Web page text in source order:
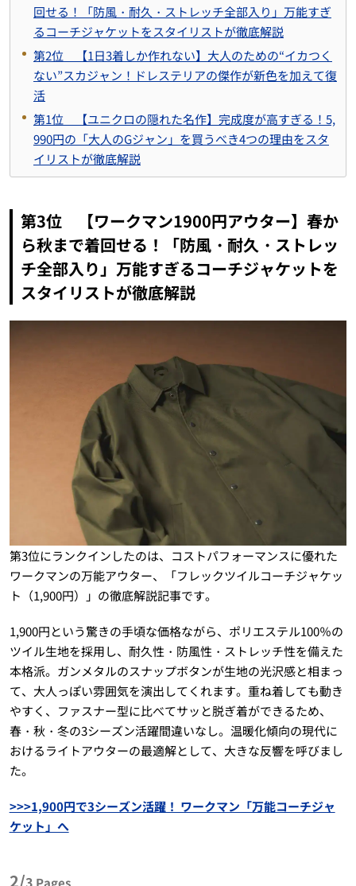
回せる！「防風・耐久・ストレッチ全部入り」万能すぎ
るコーチジャケットをスタイリストが徹底解説
第2位 【1日3着しか作れない】大人のための“イカつく
ない”スカジャン！ドレステリアの傑作が新色を加えて復
活
第1位 【ユニクロの隠れた名作】完成度が高すぎる！5,
990円の「大人のGジャン」を買うべき4つの理由をスタ
イリストが徹底解説
第3位 【ワークマン1900円アウター】春か
ら秋まで着回せる！「防風・耐久・ストレッ
チ全部入り」万能すぎるコーチジャケットを
スタイリストが徹底解説
第3位にランクインしたのは、コストパフォーマンスに優れた
ワークマンの万能アウター、「フレックツイルコーチジャケッ
ト（1,900円）」の徹底解説記事です。
1,900円という驚きの手頃な価格ながら、ポリエステル100％の
ツイル生地を採用し、耐久性・防風性・ストレッチ性を備えた
本格派。ガンメタルのスナップボタンが生地の光沢感と相まっ
て、大人っぽい雰囲気を演出してくれます。重ね着しても動き
やすく、ファスナー型に比べてサッと脱ぎ着ができるため、
春・秋・冬の3シーズン活躍間違いなし。温暖化傾向の現代に
おけるライトアウターの最適解として、大きな反響を呼びまし
た。
>>>1,900円で3シーズン活躍！ ワークマン「万能コーチジャ
ケット」へ
2/